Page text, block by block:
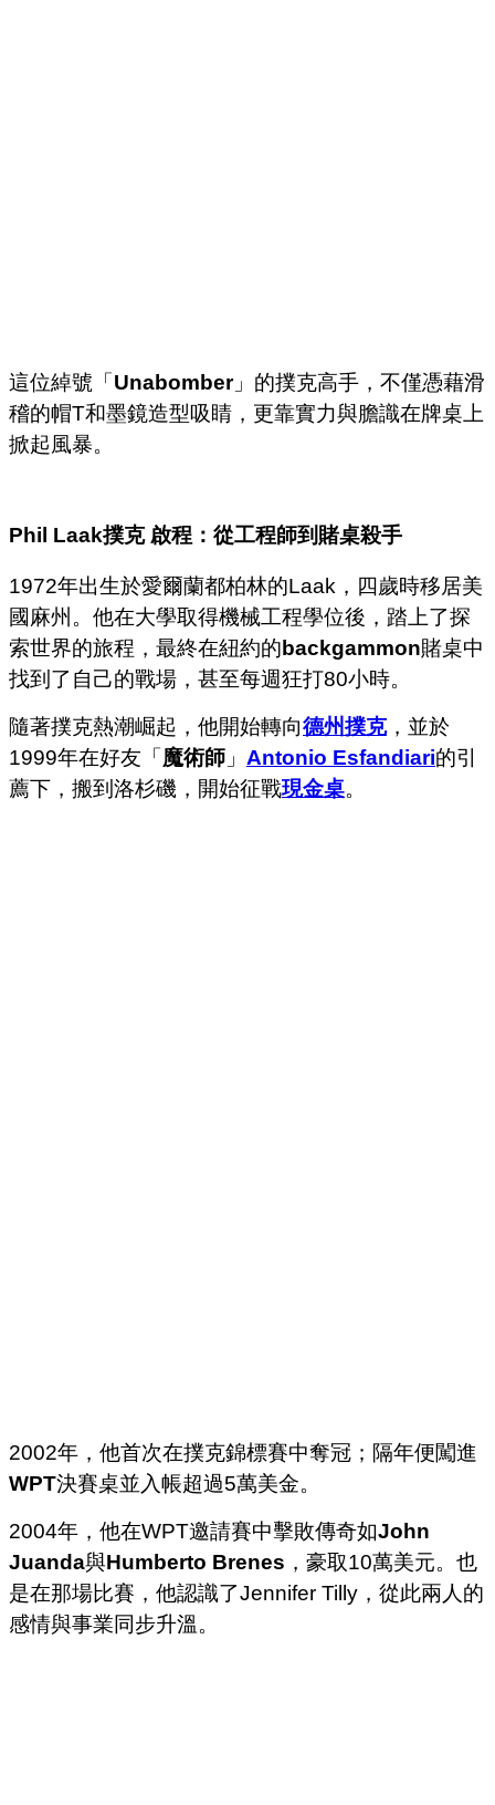
這位綽號「Unabomber」的撲克高手，不僅憑藉滑
稽的帽T和墨鏡造型吸睛，更靠實力與膽識在牌桌上
掀起風暴。
Phil Laak撲克 啟程：從工程師到賭桌殺手
1972年出生於愛爾蘭都柏林的Laak，四歲時移居美
國麻州。他在大學取得機械工程學位後，踏上了探
索世界的旅程，最終在紐約的 backgammon賭桌中
找到了自己的戰場，甚至每週狂打80小時。
隨著撲克熱潮崛起，他開始轉向德州撲克，並於
1999年在好友「 魔術師 」 Antonio Esfandiari的引
薦下，搬到洛杉磯，開始征戰現金桌。
2002年，他首次在撲克錦標賽中奪冠；隔年便闖進
WPT決賽桌並入帳超過5萬美金。
2004年，他在WPT邀請賽中擊敗傳奇如John
Juanda與Humberto Brenes ，豪取10萬美元。也
是在那場比賽，他認識了Jennifer Tilly，從此兩人的
感情與事業同步升溫。